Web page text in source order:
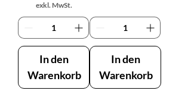
exkl. MwSt.
In den
Warenkorb
In den
Warenkorb